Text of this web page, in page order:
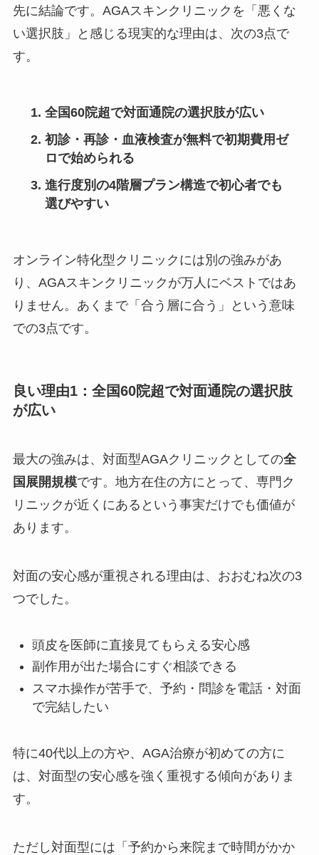
先に結論です。AGAスキンクリニックを「悪くな
い選択肢」と感じる現実的な理由は、次の3点で
す。
全国60院超で対面通院の選択肢が広い
初診・再診・血液検査が無料で初期費用ゼ
ロで始められる
進行度別の4階層プラン構造で初心者でも
選びやすい
オンライン特化型クリニックには別の強みがあ
り、AGAスキンクリニックが万人にベストではあ
りません。あくまで「合う層に合う」という意味
での3点です。
良い理由1：全国60院超で対面通院の選択肢
が広い
最大の強みは、対面型AGAクリニックとしての全
国展開規模です。地方在住の方にとって、専門ク
リニックが近くにあるという事実だけでも価値が
あります。
対面の安心感が重視される理由は、おおむね次の3
つでした。
頭皮を医師に直接見てもらえる安心感
副作用が出た場合にすぐ相談できる
スマホ操作が苦手で、予約・問診を電話・対面
で完結したい
特に40代以上の方や、AGA治療が初めての方に
は、対面型の安心感を強く重視する傾向がありま
す。
ただし対面型には「予約から来院まで時間がかか